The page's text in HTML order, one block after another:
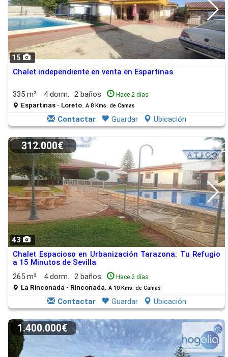
15
Chalet independiente en venta en Espartinas
335 m² 4 dorm. 2 baños Hace 2 días
Espartinas - Loreto. A 8 Kms. de Camas
Contactar Guardar Ubicación
43
312.000€
Chalet Espacioso en Urbanización Tarazona: Tu Refugio
a 15 Minutos de Sevilla
265 m²
4 dorm. 2 baños Hace 2 días
La Rinconada - Rinconada. A 10 Kms. de Camas
Contactar Guardar Ubicación
1.400.000€